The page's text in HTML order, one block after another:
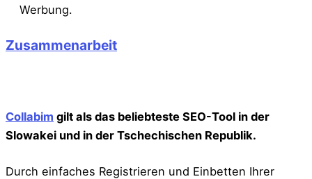
Werbung.
Zusammenarbeit
Collabim gilt als das beliebteste SEO-Tool in der
Slowakei und in der Tschechischen Republik.
Durch einfaches Registrieren und Einbetten Ihrer